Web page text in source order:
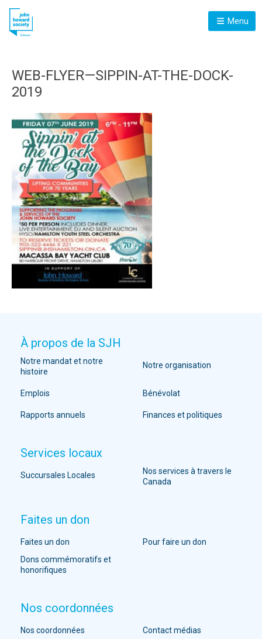
Menu
WEB-FLYER—SIPPIN-AT-THE-DOCK-
2019
À propos de la SJH
Notre mandat et notre
histoire
Notre organisation
Emplois Bénévolat
Rapports annuels Finances et politiques
Services locaux
Succursales Locales
Nos services à travers le
Canada
Faites un don
Faites un don
Pour faire un don
Dons commémoratifs et
honorifiques
Nos coordonnées
Nos coordonnées Contact médias